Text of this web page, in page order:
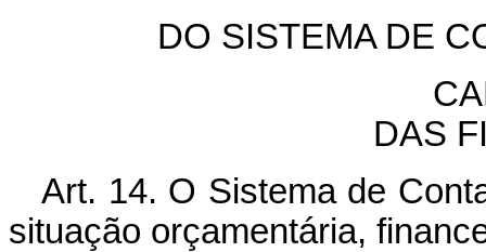
DO SISTEMA DE
DAS
Art. 14. O Sistema de
situação orçamentária,